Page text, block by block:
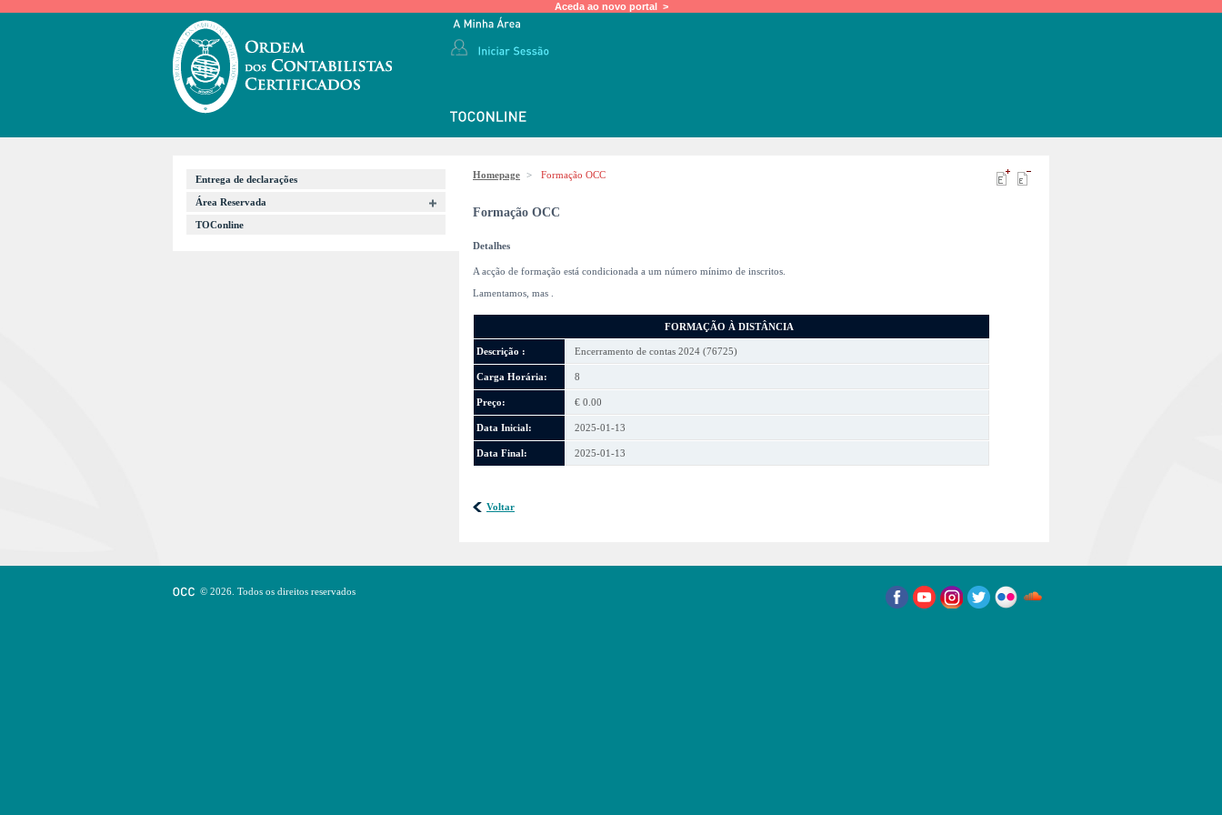
Aceda ao novo portal >
Entrega de declarações
Área Reservada
TOConline
Homepage > Formação OCC
Formação OCC
Detalhes
A acção de formação está condicionada a um número mínimo de inscritos.
Lamentamos, mas
FORMAÇÃO À DISTÂNCIA
Descrição : Encerramento de contas 2024 (76725)
Carga Horária: 8
Preço: € 0.00
Data Inicial: 2025-01-13
Data Final: 2025-01-13
Voltar
© 2026. Todos os direitos reservados